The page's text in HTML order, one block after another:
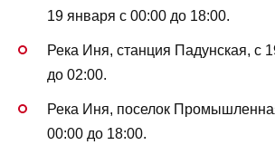
19 января с 00:00 до 18:00.
Река Иня, станция Падунская, с
до 02:00.
Река Иня, поселок
00:00 до 18:00.